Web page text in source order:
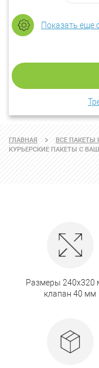
Показать еще
ГЛАВНАЯ
ВСЕ ПАКЕТЫ
КУРЬЕРСКИЕ ПАКЕТЫ С
Размеры 240х320
клапан 40 мм